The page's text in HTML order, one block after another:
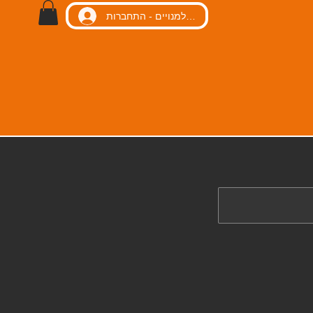
כניסה למנויים - התחברות